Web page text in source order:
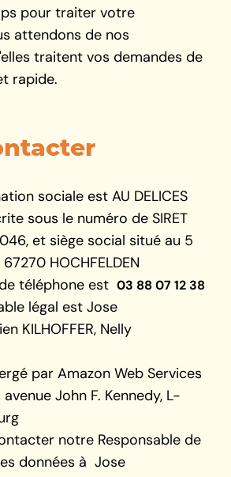
pour traiter votre
attendons de nos
traitent vos demandes de
rapide.
sociale est AU DELICES
sous le numéro de SIRET
et siège social situé au 5
67270 HOCHFELDEN
téléphone est 03 88 07 12 38
légal est Jose
KILHOFFER, Nelly
par Amazon Web Services
avenue John F. Kennedy, L-
notre Responsable de
données à Jose